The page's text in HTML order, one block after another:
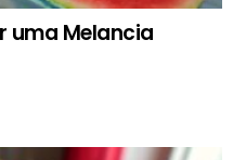
uma Melancia